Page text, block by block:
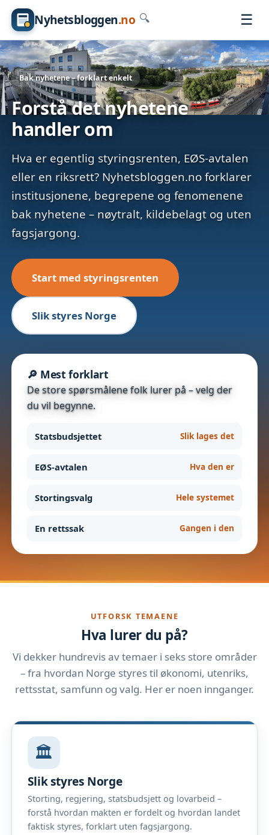
Nyhetsbloggen.no 🔍 ☰
Bak nyhetene – forklart enkelt
Forstå det nyhetene
handler om
Hva er egentlig styringsrenten, EØS-avtalen
eller en riksrett? Nyhetsbloggen.no forklarer
institusjonene, begrepene og fenomenene
bak nyhetene – nøytralt, kildebelagt og uten
fagsjargong.
Start med styringsrenten
Slik styres Norge
🔎 Mest forklart
De store spørsmålene folk lurer på – velg der
du vil begynne.
Statsbudsjettet Slik lages det
EØS-avtalen Hva den er
Stortingsvalg Hele systemet
En rettssak Gangen i den
UTFORSK TEMAENE
Hva lurer du på?
Vi dekker hundrevis av temaer i seks store områder
– fra hvordan Norge styres til økonomi, utenriks,
rettsstat, samfunn og valg. Her er noen innganger.
🏛️
Slik styres Norge
Storting, regjering, statsbudsjett og lovarbeid –
forstå hvordan makten er fordelt og hvordan landet
faktisk styres, forklart uten fagsjargong.